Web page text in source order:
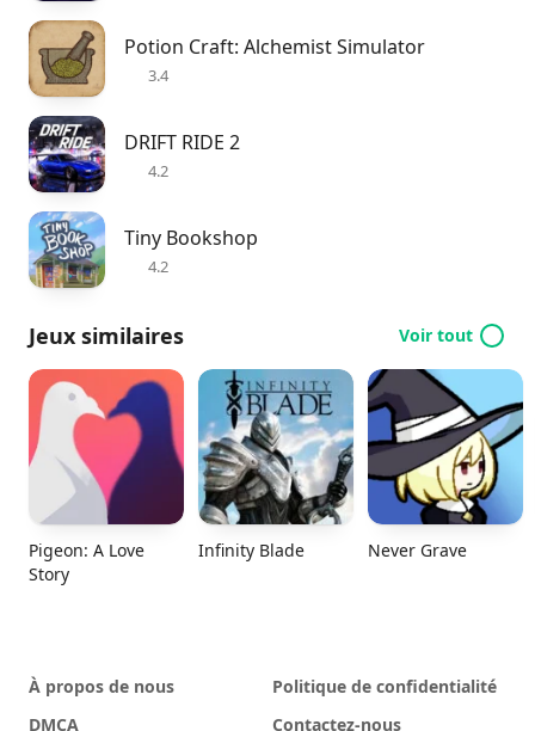
Potion Craft: Alchemist Simulator
3.4
DRIFT RIDE 2
4.2
Tiny Bookshop
4.2
Jeux similaires Voir tout
Pigeon: A Love
Story
Infinity Blade Never Grave
À propos de nous
Politique de confidentialité
DMCA
Contactez-nous